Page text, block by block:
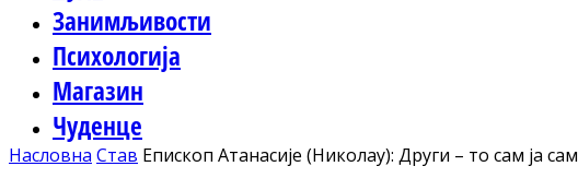
Занимљивости
Психологија
Магазин
Чуденце
Насловна Став Епископ Атанасије (Николау): Други – то сам ја сам